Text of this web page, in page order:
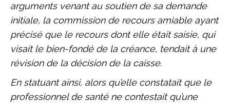
arguments venant au soutien de sa demande
initiale, la commission de recours amiable ayant
précisé que le recours dont elle était saisie, qui
visait le bien-fondé de la créance, tendait à une
révision de la décision de la caisse.
En statuant ainsi, alors qu’elle constatait que le
professionnel de santé ne contestait qu’une